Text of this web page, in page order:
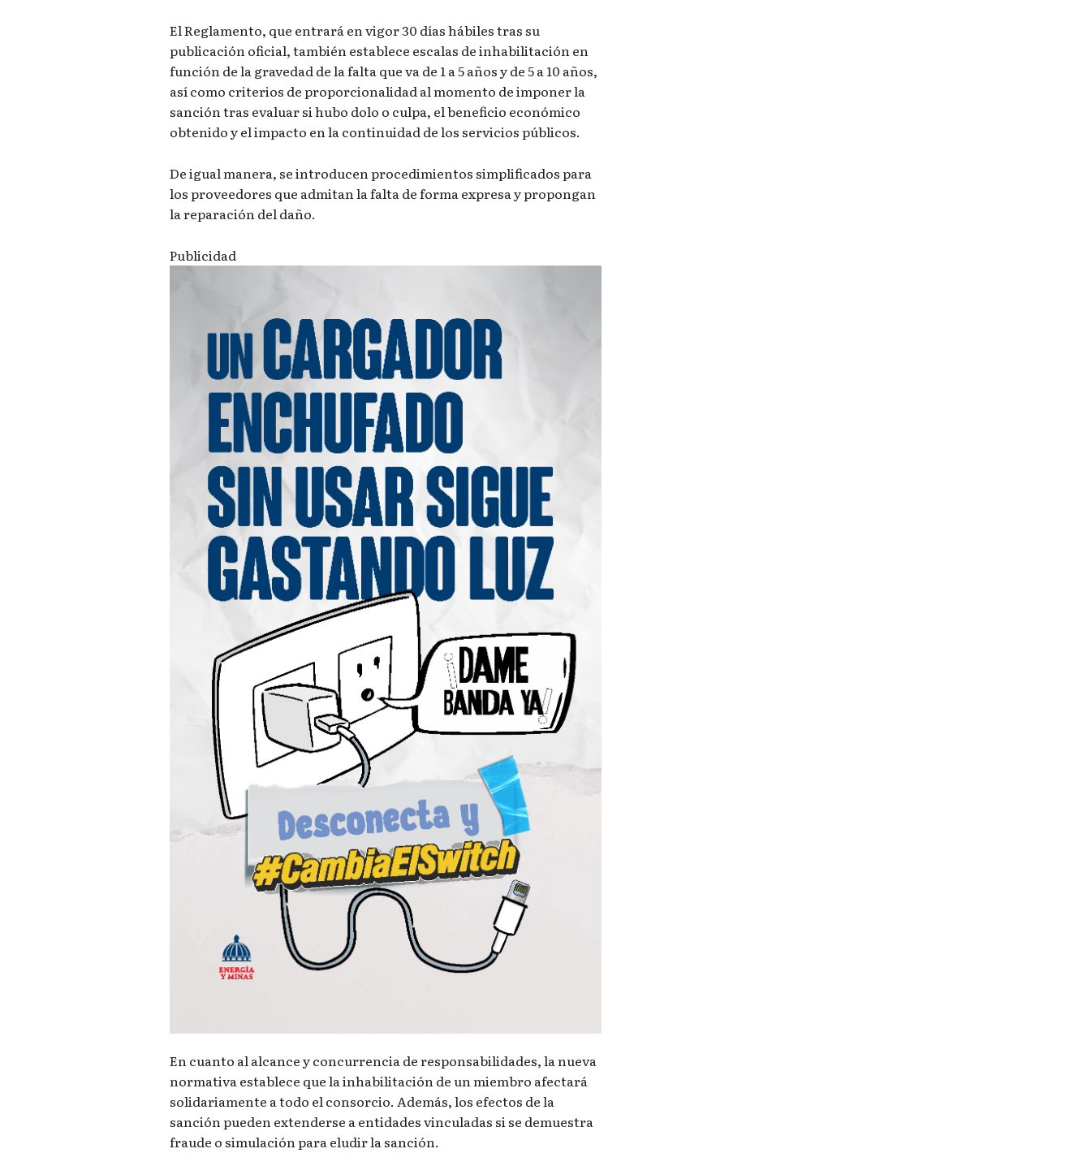
El Reglamento, que entrará en vigor 30 días hábiles tras su
publicación oficial, también establece escalas de inhabilitación en
función de la gravedad de la falta que va de 1 a 5 años y de 5 a 10 años,
así como criterios de proporcionalidad al momento de imponer la
sanción tras evaluar si hubo dolo o culpa, el beneficio económico
obtenido y el impacto en la continuidad de los servicios públicos.
De igual manera, se introducen procedimientos simplificados para
los proveedores que admitan la falta de forma expresa y propongan
la reparación del daño.
Publicidad
En cuanto al alcance y concurrencia de responsabilidades, la nueva
normativa establece que la inhabilitación de un miembro afectará
solidariamente a todo el consorcio. Además, los efectos de la
sanción pueden extenderse a entidades vinculadas si se demuestra
fraude o simulación para eludir la sanción.